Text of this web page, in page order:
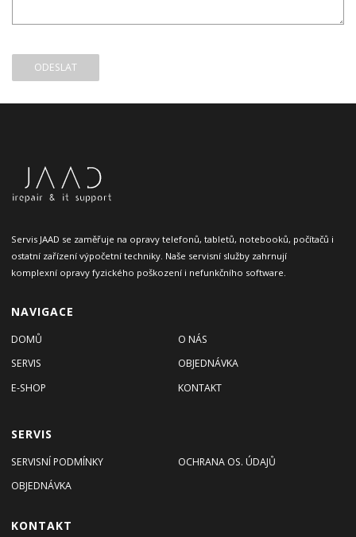
Servis JAAD se zaměřuje na opravy telefonů, tabletů, notebooků, počítačů i
ostatní zařízení výpočetní techniky. Naše servisní služby zahrnují
komplexní opravy fyzického poškození i nefunkčního software.
NAVIGACE
DOMŮ
O NÁS
SERVIS
OBJEDNÁVKA
E-SHOP
KONTAKT
SERVIS
SERVISNÍ PODMÍNKY
OCHRANA OS. ÚDAJŮ
OBJEDNÁVKA
KONTAKT